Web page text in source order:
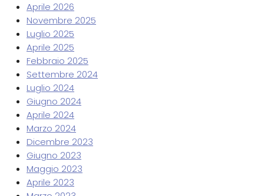
Aprile 2026
Novembre 2025
Luglio 2025
Aprile 2025
Febbraio 2025
Settembre 2024
Luglio 2024
Giugno 2024
Aprile 2024
Marzo 2024
Dicembre 2023
Giugno 2023
Maggio 2023
Aprile 2023